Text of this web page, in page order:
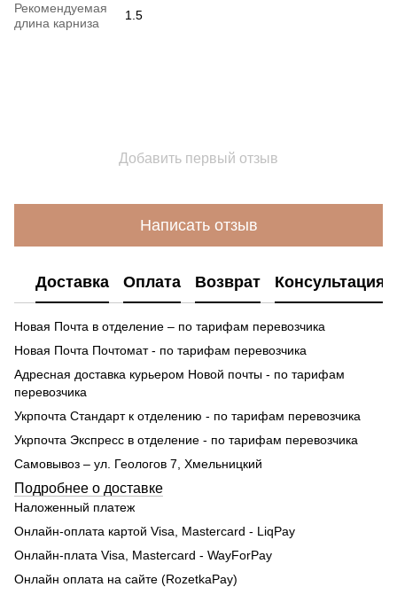
Рекомендуемая
длина карниза
1.5
Добавить первый отзыв
Написать отзыв
Доставка Оплата Возврат Консультация
Новая Почта в отделение – по тарифам перевозчика
Новая Почта Почтомат - по тарифам перевозчика
Адресная доставка курьером Новой почты - по тарифам
перевозчика
Укрпочта Стандарт к отделению - по тарифам перевозчика
Укрпочта Экспресс в отделение - по тарифам перевозчика
Самовывоз – ул. Геологов 7, Хмельницкий
Подробнее о доставке
Наложенный платеж
Онлайн-оплата картой Visa, Mastercard - LiqPay
Онлайн-плата Visa, Mastercard - WayForPay
Онлайн оплата на сайте (RozetkaPay)